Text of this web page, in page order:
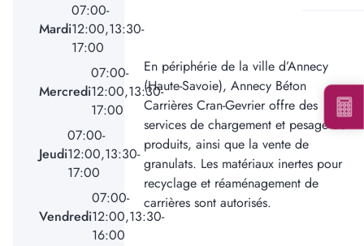
Mardi
07:00-
12:00,13:30-
17:00
Mercredi
07:00-
12:00,13:30-
17:00
Jeudi
07:00-
12:00,13:30-
17:00
Vendredi
07:00-
12:00,13:30-
16:00
En périphérie de la ville d’Annecy
(Haute-Savoie), Annecy Béton
Carrières Cran-Gevrier offre des
services de chargement et pesage de
produits, ainsi que la vente de
granulats. Les matériaux inertes pour
recyclage et réaménagement de
carrières sont autorisés.
Votre besoin total est de
*Information non contractuelle. Les valeurs indiquées ne
constituent en rien une garantie de notre part.
Voir les carrières près de chez moi
Consulter notre offre produits